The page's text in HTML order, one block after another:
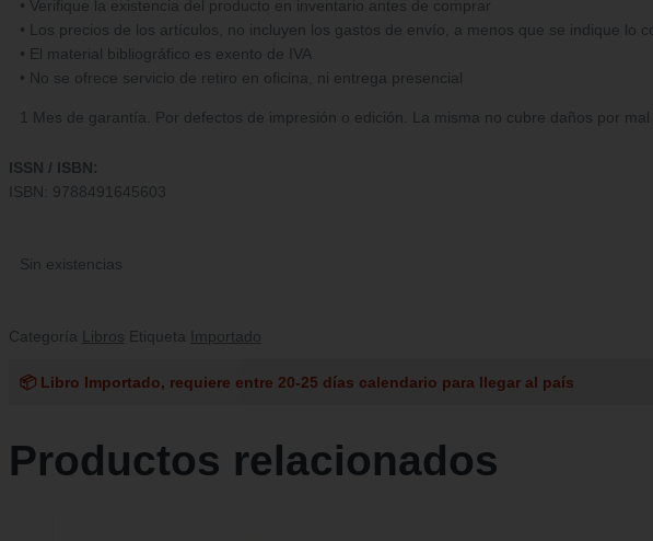
• Verifique la existencia del producto en inventario antes de comprar
• Los precios de los artículos, no incluyen los gastos de envío, a menos que se indique lo
• El material bibliográfico es exento de IVA
• No se ofrece servicio de retiro en oficina, ni entrega presencial
1 Mes de garantía. Por defectos de impresión o edición. La misma no cubre daños por
ISSN / ISBN:
ISBN: 9788491645603
Sin existencias
Categoría Libros Etiqueta Importado
📦 Libro Importado, requiere entre 20-25 días calendario para llegar al país
Productos relacionados